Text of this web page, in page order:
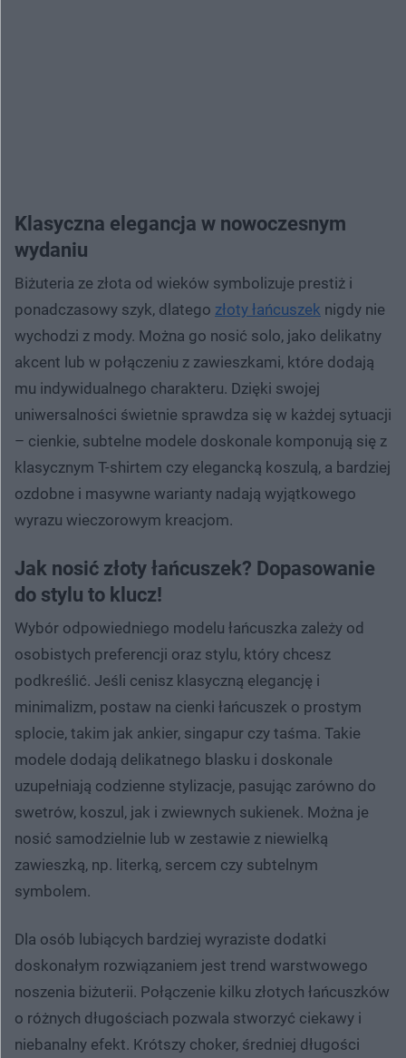
Klasyczna elegancja w nowoczesnym
wydaniu
Biżuteria ze złota od wieków symbolizuje prestiż i
ponadczasowy szyk, dlatego złoty łańcuszek nigdy nie
wychodzi z mody. Można go nosić solo, jako delikatny
akcent lub w połączeniu z zawieszkami, które dodają
mu indywidualnego charakteru. Dzięki swojej
uniwersalności świetnie sprawdza się w każdej sytuacji
– cienkie, subtelne modele doskonale komponują się z
klasycznym T-shirtem czy elegancką koszulą, a bardziej
ozdobne i masywne warianty nadają wyjątkowego
wyrazu wieczorowym kreacjom.
Jak nosić złoty łańcuszek? Dopasowanie
do stylu to klucz!
Wybór odpowiedniego modelu łańcuszka zależy od
osobistych preferencji oraz stylu, który chcesz
podkreślić. Jeśli cenisz klasyczną elegancję i
minimalizm, postaw na cienki łańcuszek o prostym
splocie, takim jak ankier, singapur czy taśma. Takie
modele dodają delikatnego blasku i doskonale
uzupełniają codzienne stylizacje, pasując zarówno do
swetrów, koszul, jak i zwiewnych sukienek. Można je
nosić samodzielnie lub w zestawie z niewielką
zawieszką, np. literką, sercem czy subtelnym
symbolem.
Dla osób lubiących bardziej wyraziste dodatki
doskonałym rozwiązaniem jest trend warstwowego
noszenia biżuterii. Połączenie kilku złotych łańcuszków
o różnych długościach pozwala stworzyć ciekawy i
niebanalny efekt. Krótszy choker, średniej długości